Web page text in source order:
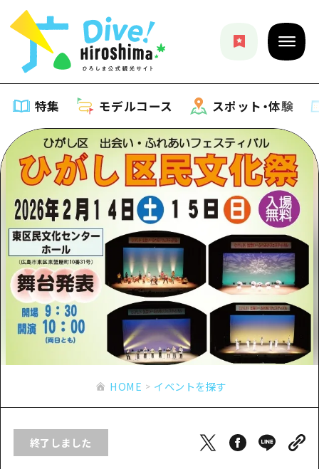
特集 モデルコース スポット・体験
特集
特集一覧
おすすめ
アート
イベント・祭り
グルメ・酒
サイクリング
ショッピング
ナイトライフ
世界遺産
モデルコース
モデルコース一覧
Dive! Hiroshima 公式ガイド
広島もしもトラベル
あたらしい非日常
広島市周辺
安芸
備後
スポット・体験
スポット・体験一覧
広島市周辺
備後
備北
宮島周辺
イベント
旬情報
お役立ち情報
アクセス
二次交通まとめ
HOME
HOME イベントを探す
終了しました